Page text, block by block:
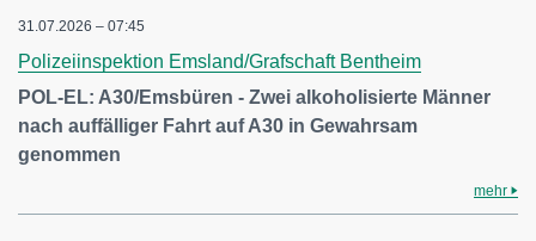
31.07.2026 – 07:45
Polizeiinspektion Emsland/Grafschaft Bentheim
POL-EL: A30/Emsbüren - Zwei alkoholisierte Männer
nach auffälliger Fahrt auf A30 in Gewahrsam
genommen
mehr